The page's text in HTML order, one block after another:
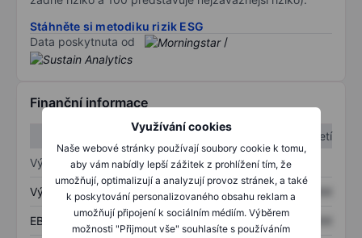
Využívání cookies
Naše webové stránky používají soubory cookie k tomu,
aby vám nabídly lepší zážitek z prohlížení tím, že
umožňují, optimalizují a analyzují provoz stránek, a také
k poskytování personalizovaného obsahu reklam a
umožňují připojení k sociálním médiím. Výběrem
možnosti "Přijmout vše" souhlasíte s používáním
Stáhněte si metodiku rizik ESG
Data poskytnuta od
/
Finanční informace
1. čtvrtletí
2. čtvrtletí
Výkaz zisku a ztráty
Výnos XXXXXXX XXXXXXX
EBITDA XXXXXXX XXXXXXX